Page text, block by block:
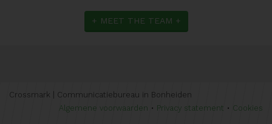
+ MEET THE TEAM +
Crossmark | Communicatiebureau in Bonheiden
Algemene voorwaarden • Privacy statement • Cookies